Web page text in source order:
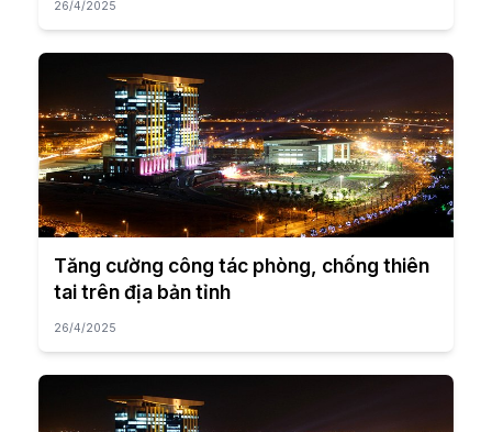
26/4/2025
Tăng cường công tác phòng, chống thiên
tai trên địa bản tỉnh
26/4/2025